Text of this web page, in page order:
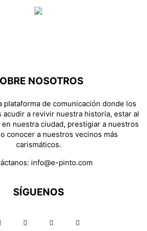
NOSOTROS
plataforma de comunicación donde los
acudir a revivir nuestra historia, estar al
nuestra ciudad, prestigiar a nuestros
conocer a nuestros vecinos más
carismáticos.
info@e-pinto.com
SÍGUENOS